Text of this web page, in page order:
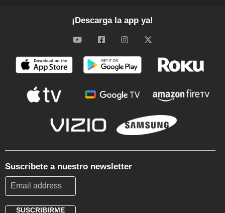
¡Descarga la app ya!
Suscríbete a nuestro newsletter
SUSCRIBIRME